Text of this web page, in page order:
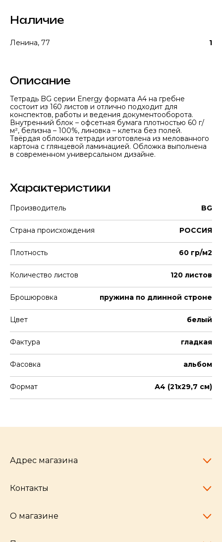
Наличие
Ленина, 77 1
Описание
Тетрадь BG серии Energy формата А4 на гребне
состоит из 160 листов и отлично подходит для
конспектов, работы и ведения документооборота.
Внутренний блок – офсетная бумага плотностью 60 г/
м², белизна – 100%, линовка – клетка без полей.
Твёрдая обложка тетради изготовлена из мелованного
картона с глянцевой ламинацией. Обложка выполнена
в современном универсальном дизайне.
Характеристики
Производитель BG
Страна происхождения РОССИЯ
Плотность 60 гр/м2
Количество листов 120 листов
Брошюровка пружина по длинной строне
Цвет белый
Фактура гладкая
Фасовка альбом
Формат А4 (21х29,7 см)
Адрес магазина
Челябинск,
Контакты
pocherkartshop@mail.ru
О магазине